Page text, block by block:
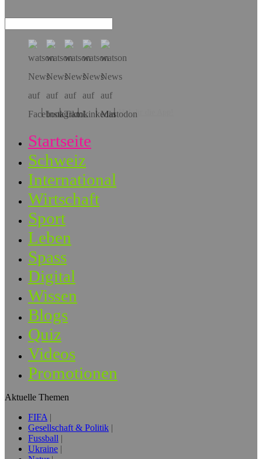
Hol dir die App!
Startseite
Schweiz
International
Wirtschaft
Sport
Leben
Spass
Digital
Wissen
Blogs
Quiz
Videos
Promotionen
Aktuelle Themen
FIFA
Gesellschaft & Politik
Fussball
Ukraine